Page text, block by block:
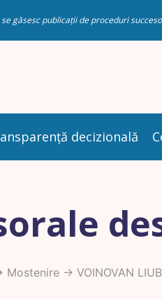
găsesc publicații de proceduri
decizională
Mostenire-> VOINOVAN